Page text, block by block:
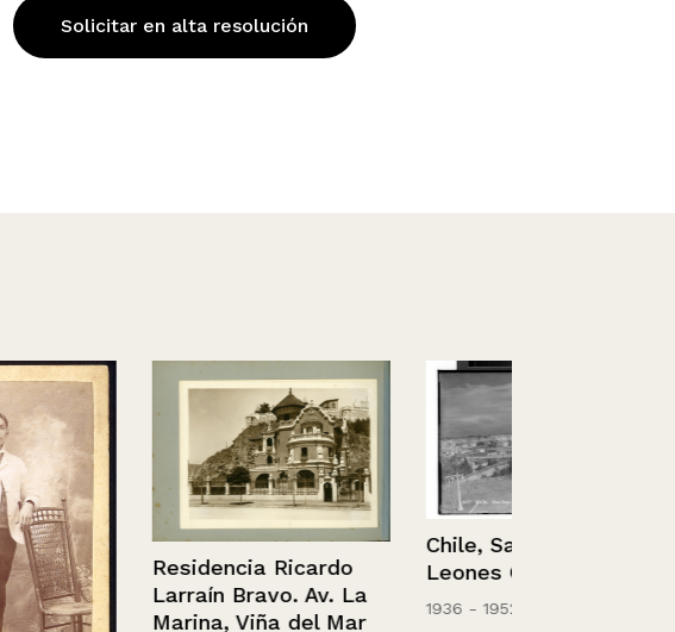
Solicitar en alta resolución
Residencia Ricardo
Larraín Bravo. Av. La
Marina, Viña del Mar
Chile, Santiago. Los
Leones Golf.
1936 - 1952